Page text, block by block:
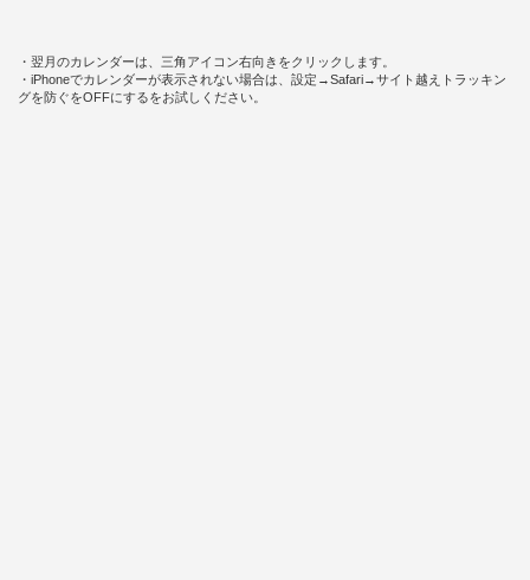
・翌月のカレンダーは、三角アイコン右向きをクリックします。
・iPhoneでカレンダーが表示されない場合は、設定→Safari→サイト越えトラッキン
グを防ぐをOFFにするをお試しください。